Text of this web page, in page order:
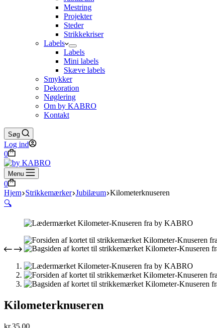
Mestring
Projekter
Steder
Strikkekriser
Labels
Labels
Mini labels
Skæve labels
Smykker
Dekoration
Nøglering
Om by KABRO
Kontakt
Søg
Log ind
Indkøbskurv
0
Menu
Indkøbskurv
0
Hjem Strikkemærker Jubilæum Kilometerknuseren
🔍
Kilometerknuseren
kr.35,00